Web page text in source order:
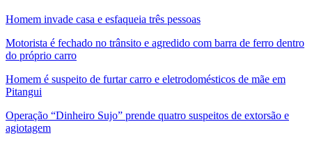
Homem invade casa e esfaqueia três pessoas
Motorista é fechado no trânsito e agredido com barra de ferro dentro
do próprio carro
Homem é suspeito de furtar carro e eletrodomésticos de mãe em
Pitangui
Operação “Dinheiro Sujo” prende quatro suspeitos de extorsão e
agiotagem